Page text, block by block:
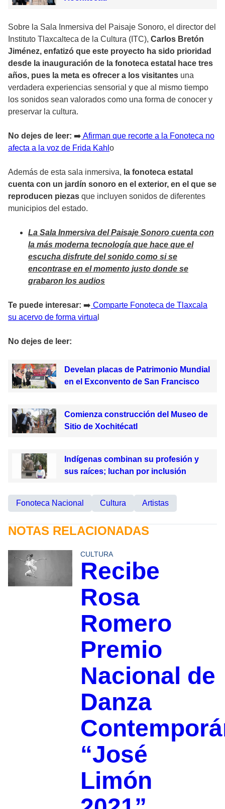
Sobre la Sala Inmersiva del Paisaje Sonoro, el director del
Instituto Tlaxcalteca de la Cultura (ITC), Carlos Bretón
Jiménez, enfatizó que este proyecto ha sido prioridad
desde la inauguración de la fonoteca estatal hace tres
años, pues la meta es ofrecer a los visitantes una
verdadera experiencias sensorial y que al mismo tiempo
los sonidos sean valorados como una forma de conocer y
preservar la cultura.
No dejes de leer: ➡️ Afirman que recorte a la Fonoteca no
afecta a la voz de Frida Kahl o
Además de esta sala inmersiva, la fonoteca estatal
cuenta con un jardín sonoro en el exterior, en el que se
reproducen piezas que incluyen sonidos de diferentes
municipios del estado.
La Sala Inmersiva del Paisaje Sonoro cuenta con
la más moderna tecnología que hace que el
escucha disfrute del sonido como si se
encontrase en el momento justo donde se
grabaron los audios
Te puede interesar: ➡️ Comparte Fonoteca de Tlaxcala
su acervo de forma virtua
No dejes de leer:
Develan placas de Patrimonio Mundial
en el Exconvento de San Francisco
Comienza construcción del Museo de
Sitio de Xochitécatl
Indígenas combinan su profesión y
sus raíces; luchan por inclusión
Fonoteca Nacional Cultura Artistas
NOTAS RELACIONADAS
CULTURA
Recibe
Rosa
Romero
Premio
Nacional de
Danza
“José
Limón